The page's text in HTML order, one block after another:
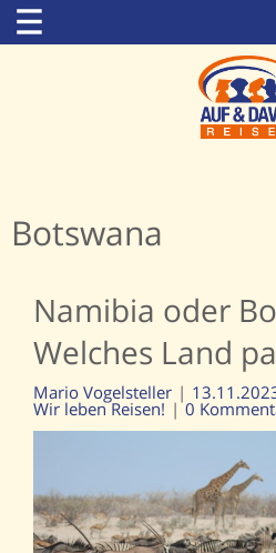
Botswana
Namibia oder
Welches Land
Mario Vogelsteller
Wir leben Reisen! 0